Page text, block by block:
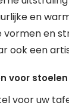
en
en
ook een
voor
voor uw